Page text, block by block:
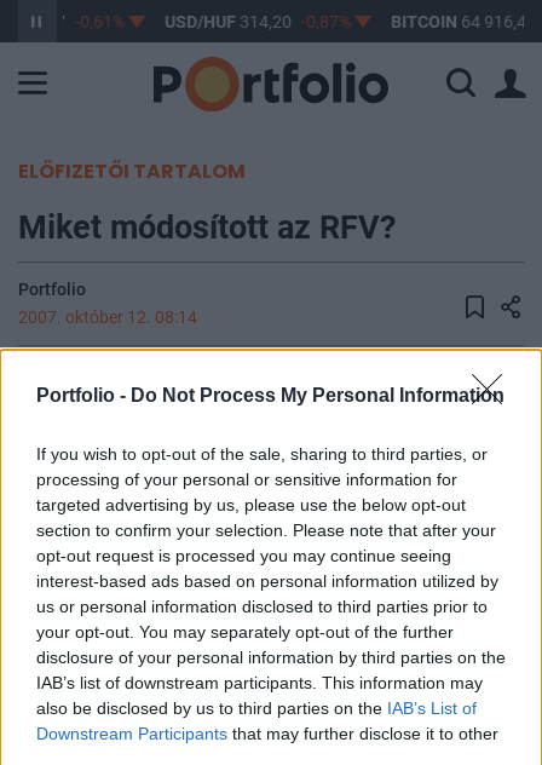
Portfolio - Do Not Process My Personal Information
If you wish to opt-out of the sale, sharing to third parties, or
processing of your personal or sensitive information for
targeted advertising by us, please use the below opt-out
section to confirm your selection. Please note that after your
opt-out request is processed you may continue seeing
interest-based ads based on personal information utilized by
us or personal information disclosed to third parties prior to
your opt-out. You may separately opt-out of the further
disclosure of your personal information by third parties on the
IAB’s list of downstream participants. This information may
also be disclosed by us to third parties on the IAB’s List of
Downstream Participants that may further disclose it to other
363,17 -0,61% USD/HUF 314,20 -0,87% BITCOIN 64 916,47
ELŐFIZETŐI TARTALOM
Miket módosított az RFV?
Portfolio
2007. október 12. 08:14
Az RFV közzétett egy táblázatot arról, hogy milyen
módosításokat hajtott végre az október 3 és
október 10 között eltelt időszakban közzétett
vezető tisztségviselők részvénytranzakcióiban.
KEDVES OLVASÓNK!
A keresett cikk a portfolio.hu hírarchívumához
tartozik, melynek olvasása előfizetéses
regisztrációhoz kötött.
Az előfizetés a következőket tartalmazza: